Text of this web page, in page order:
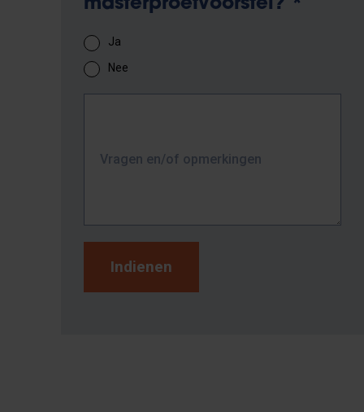
masterproefvoorstel? *
Ja
Nee
Vragen en/of opmerkingen